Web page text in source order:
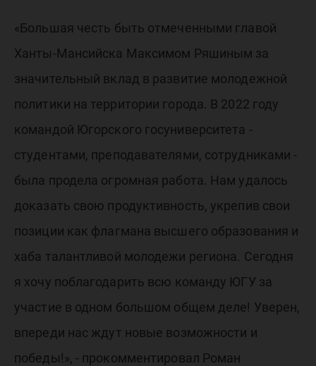
«Большая честь быть отмеченными главой
Ханты-Мансийска Максимом Ряшиным за
значительный вклад в развитие молодежной
политики на территории города. В 2022 году
командой Югорского госуниверситета -
студентами, преподавателями, сотрудниками -
была продела огромная работа. Нам удалось
доказать свою продуктивность, укрепив свои
позиции как флагмана высшего образования и
хаба талантливой молодежи региона. Сегодня
я хочу поблагодарить всю команду ЮГУ за
участие в одном большом общем деле! Уверен,
впереди нас ждут новые возможности и
победы!», - прокомментировал Роман